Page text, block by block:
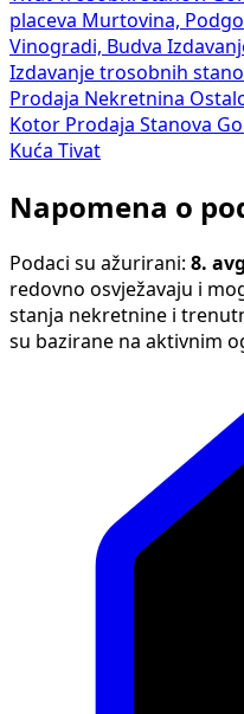
placeva Murtovina,
Vinogradi, Budva
Izdavanje trosobnih
Prodaja Nekretnina
Kotor Prodaja Stanova
Kuća Tivat
Napomena o
Podaci su ažurirani: 8.
redovno osvježavaju i
stanja nekretnine i
su bazirane na aktivnim